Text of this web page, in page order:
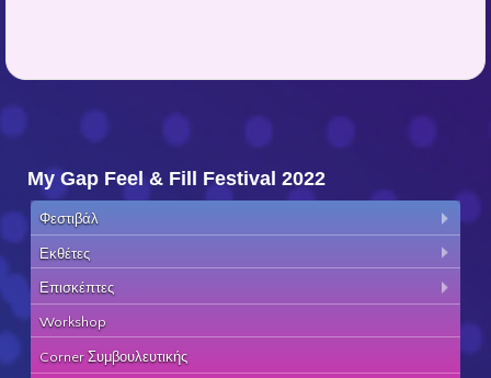
My Gap Feel & Fill Festival 2022
Φεστιβάλ
Εκθέτες
Επισκέπτες
Workshop
Corner Συμβουλευτικής